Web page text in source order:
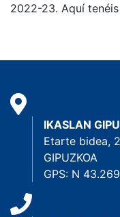
2022-23. Aquí
IKASLAN
Etarte bidea,
GIPUZKOA
GPS: N